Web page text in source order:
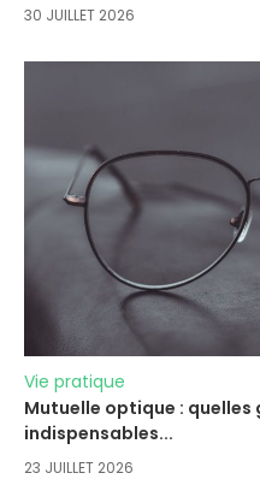
30 JUILLET 2026
Vie pratique
Mutuelle optique :
indispensables...
23 JUILLET 2026